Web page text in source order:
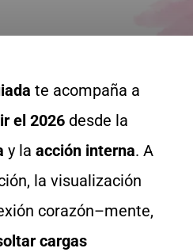
te acompaña a
el 2026 desde la
y la acción interna. A
la visualización
corazón–mente,
cargas